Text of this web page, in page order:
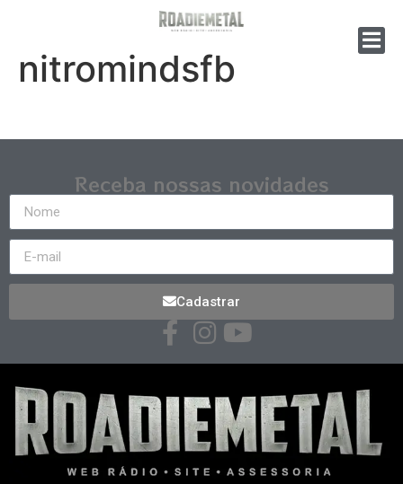
nitromindsfb
Receba nossas novidades
Cadastrar